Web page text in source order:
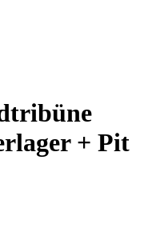
+ Pit